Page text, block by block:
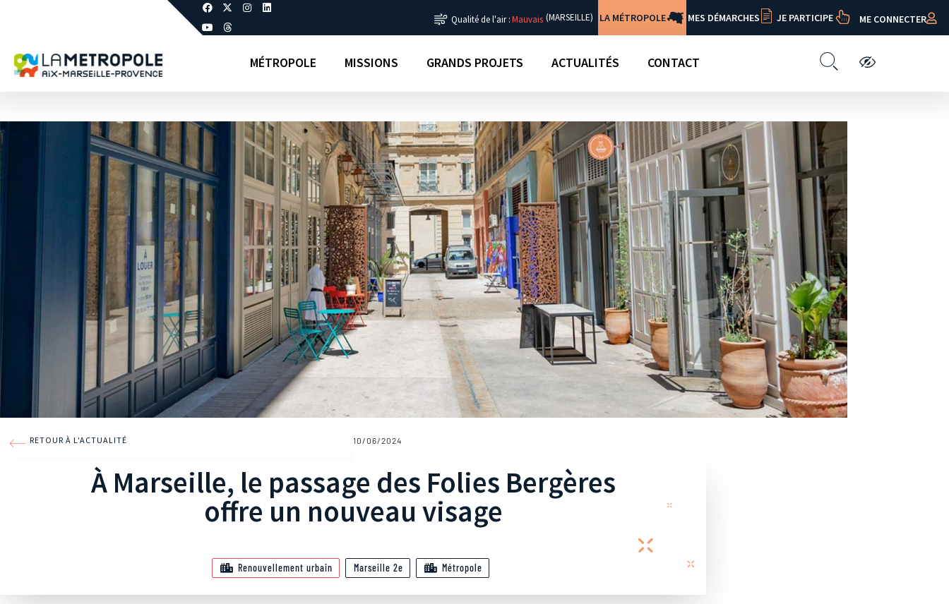
Qualité de l'air :Mauvais (MARSEILLE) LA MÉTROPOLE MES DÉMARCHES JE PARTICIPE ME CONNECTER
MÉTROPOLE MISSIONS GRANDS PROJETS ACTUALITÉS CONTACT
RETOUR À L'ACTUALITÉ 10/06/2024
À Marseille, le passage des Folies Bergères
offre un nouveau visage
Renouvellement urbain Marseille 2e Métropole